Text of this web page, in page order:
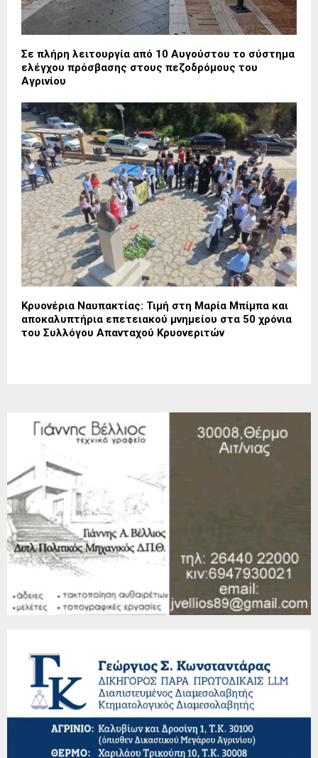
Σε πλήρη λειτουργία από 10 Αυγούστου το σύστημα
ελέγχου πρόσβασης στους πεζοδρόμους του
Αγρινίου
Κρυονέρια Ναυπακτίας: Τιμή στη Μαρία Μπίμπα και
αποκαλυπτήρια επετειακού μνημείου στα 50 χρόνια
του Συλλόγου Απανταχού Κρυονεριτών